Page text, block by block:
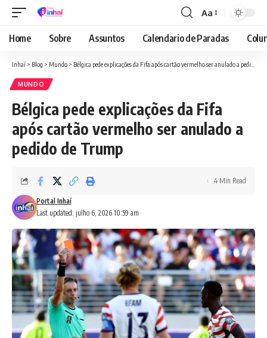
Font
Resizer
Aa
Home Sobre Assuntos Calendario de Paradas
Inhaí > Blog > Mundo > Bélgica pede explicações da Fifa após cartão vermelho ser anulado a pedido de Trump
MUNDO
Bélgica pede explicações da Fifa
após cartão vermelho ser anulado a
pedido de Trump
Last updated: julho 6, 2026 10:59 am
Portal Inhaí
4 Min Read